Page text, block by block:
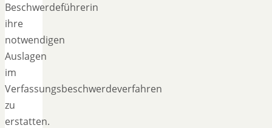
Beschwerdeführerin
ihre
notwendigen
Auslagen
im
Verfassungsbeschwerdeverfahren
zu
erstatten.